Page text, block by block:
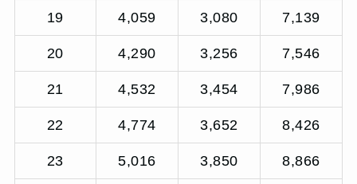
19 4,059 3,080 7,139
20 4,290 3,256 7,546
21 4,532 3,454 7,986
22 4,774 3,652 8,426
23 5,016 3,850 8,866